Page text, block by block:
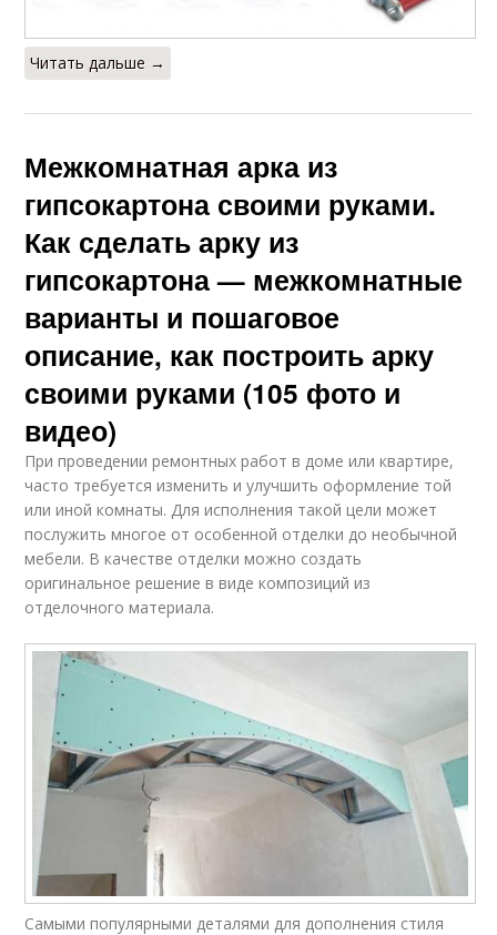
Читать дальше →
Межкомнатная арка из
гипсокартона своими руками.
Как сделать арку из
гипсокартона — межкомнатные
варианты и пошаговое
описание, как построить арку
своими руками (105 фото и
видео)
При проведении ремонтных работ в доме или квартире,
часто требуется изменить и улучшить оформление той
или иной комнаты. Для исполнения такой цели может
послужить многое от особенной отделки до необычной
мебели. В качестве отделки можно создать
оригинальное решение в виде композиций из
отделочного материала.
Самыми популярными деталями для дополнения стиля